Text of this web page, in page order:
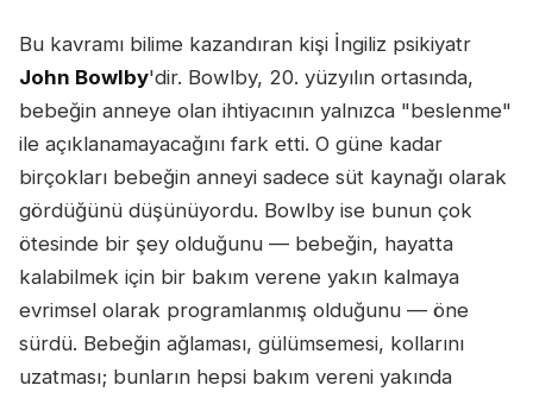
Bu kavramı bilime kazandıran kişi İngiliz psikiyatr
John Bowlby'dir. Bowlby, 20. yüzyılın ortasında,
bebeğin anneye olan ihtiyacının yalnızca "beslenme"
ile açıklanamayacağını fark etti. O güne kadar
birçokları bebeğin anneyi sadece süt kaynağı olarak
gördüğünü düşünüyordu. Bowlby ise bunun çok
ötesinde bir şey olduğunu — bebeğin, hayatta
kalabilmek için bir bakım verene yakın kalmaya
evrimsel olarak programlanmış olduğunu — öne
sürdü. Bebeğin ağlaması, gülümsemesi, kollarını
uzatması; bunların hepsi bakım vereni yakında